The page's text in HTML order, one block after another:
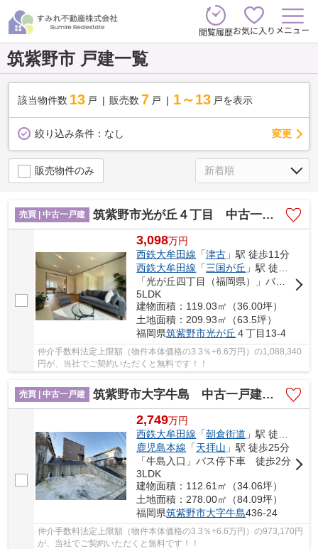
閲覧履歴お気に入り メニュー
筑紫野市 戸建一覧
該当物件数 13 戸 販売数 7 戸 1～13 戸を表示
絞り込み条件： なし 変更
販売物件のみ
売買 | 中古一戸建 筑紫野市光が丘４丁目 中古一戸建☆仲介手数料無料☆
3,098万円
西鉄大牟田線 「津古 」駅 徒歩11分
西鉄大牟田線 「三国が丘 」駅 徒歩23分
「光が丘四丁目（福岡県）」バス停下車 徒歩4分
5LDK
建物面積：119.03㎡（36.00坪）
土地面積：209.93㎡（63.5坪）
福岡県筑紫野市光が丘 ４丁目13-4
仲介手数料法定上限額（物件本体価格の3.3％+6.6万円）の1,088,340
円が、当社でご契約いただくと無料です！！
売買 | 中古一戸建 筑紫野市大字牛島 中古一戸建☆仲介手数料無料☆
2,749万円
西鉄大牟田線 「朝倉街道 」駅 徒歩19分
鹿児島本線 「天拝山 」駅 徒歩25分
「牛島入口」バス停下車 徒歩2分
3LDK
建物面積：112.61㎡（34.06坪）
土地面積：278.00㎡（84.09坪）
福岡県筑紫野市大字牛島436-24
仲介手数料法定上限額（物件本体価格の3.3％+6.6万円）の973,170円
が、当社でご契約いただくと無料です！！